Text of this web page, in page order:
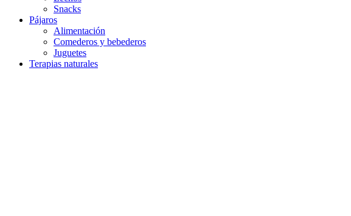
Snacks
Pájaros
Alimentación
Comederos y bebederos
Juguetes
Terapias naturales